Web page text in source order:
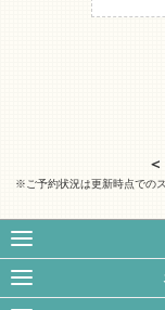
※ご予約状況は更新時点での